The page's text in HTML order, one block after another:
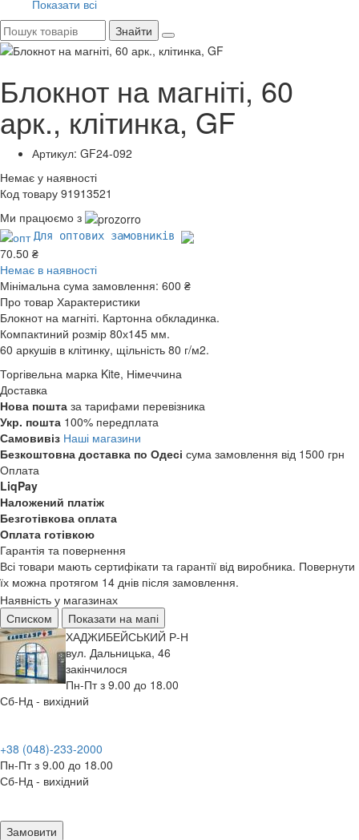
Показати всі
Знайти
Блокнот на магніті, 60
арк., клітинка, GF
Артикул: GF24-092
Немає у наявності
Код товару 91913521
Ми працюємо з
Для оптових замовників
70.50 ₴
Немає в наявності
Мінімальна сума замовлення: 600 ₴
Про товар Характеристики
Блокнот на магніті. Картонна обкладинка.
Компактиний розмір 80х145 мм.
60 аркушів в клітинку, щільність 80 г/м2.
Торгівельна марка Kite, Німеччина
Доставка
Нова пошта за тарифами перевізника
Укр. пошта 100% передплата
Самовивіз Наші магазини
Безкоштовна доставка по Одесі сума замовлення від 1500 грн
Оплата
LiqPay
Наложений платіж
Безготівкова оплата
Оплата готівкою
Гарантія та повернення
Всі товари мають сертифікати та гарантії від виробника. Повернути
їх можна протягом 14 днів після замовлення.
Наявність у магазинах
Списком
Показати на мапі
ХАДЖИБЕЙСЬКИЙ Р-Н
вул. Дальницька, 46
закінчилося
Пн-Пт з 9.00 до 18.00
Сб-Нд - вихідний
+38 (048)-233-2000
Пн-Пт з 9.00 до 18.00
Сб-Нд - вихідний
Замовити